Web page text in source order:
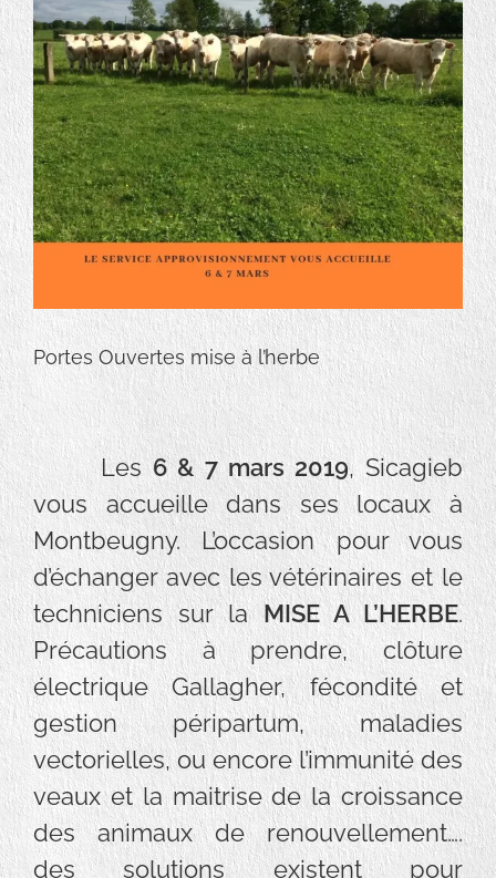
Portes Ouvertes mise à l’herbe
Les6 & 7 mars 2019, Sicagieb
vous accueille dans ses locaux à
Montbeugny. L’occasion pour vous
d’échanger avec les vétérinaires et le
techniciens sur laMISE A L’HERBE.
Précautions à prendre, clôture
électrique Gallagher, fécondité et
gestion péripartum, maladies
vectorielles, ou encore l’immunité des
veaux et la maitrise de la croissance
des animaux de renouvellement….
des solutions existent pour